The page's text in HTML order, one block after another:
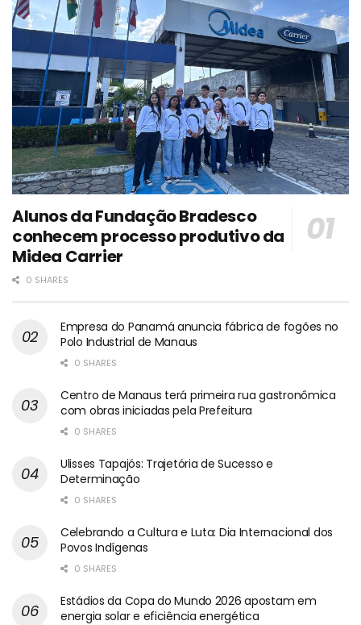
Alunos da Fundação Bradesco
conhecem processo produtivo da
Midea Carrier
0 SHARES
Empresa do Panamá anuncia fábrica de fogões no
Polo Industrial de Manaus
0 SHARES
Centro de Manaus terá primeira rua gastronômica
com obras iniciadas pela Prefeitura
0 SHARES
Ulisses Tapajós: Trajetória de Sucesso e
Determinação
0 SHARES
Celebrando a Cultura e Luta: Dia Internacional dos
Povos Indígenas
0 SHARES
Estádios da Copa do Mundo 2026 apostam em
energia solar e eficiência energética